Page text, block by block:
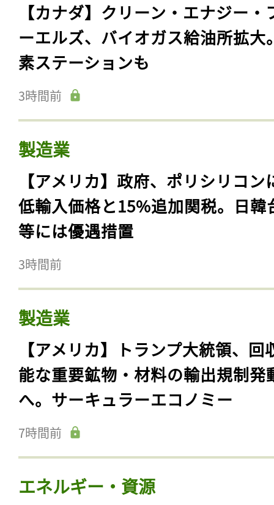
【カナダ】クリーン・エナジー・
ーエルズ、バイオガス給油所拡大
素ステーションも
3時間前
製造業
【アメリカ】政府、ポリシリコン
低輸入価格と15%追加関税。日韓
等には優遇措置
3時間前
製造業
【アメリカ】トランプ大統領、回
能な重要鉱物・材料の輸出規制発
へ。サーキュラーエコノミー
7時間前
エネルギー・資源